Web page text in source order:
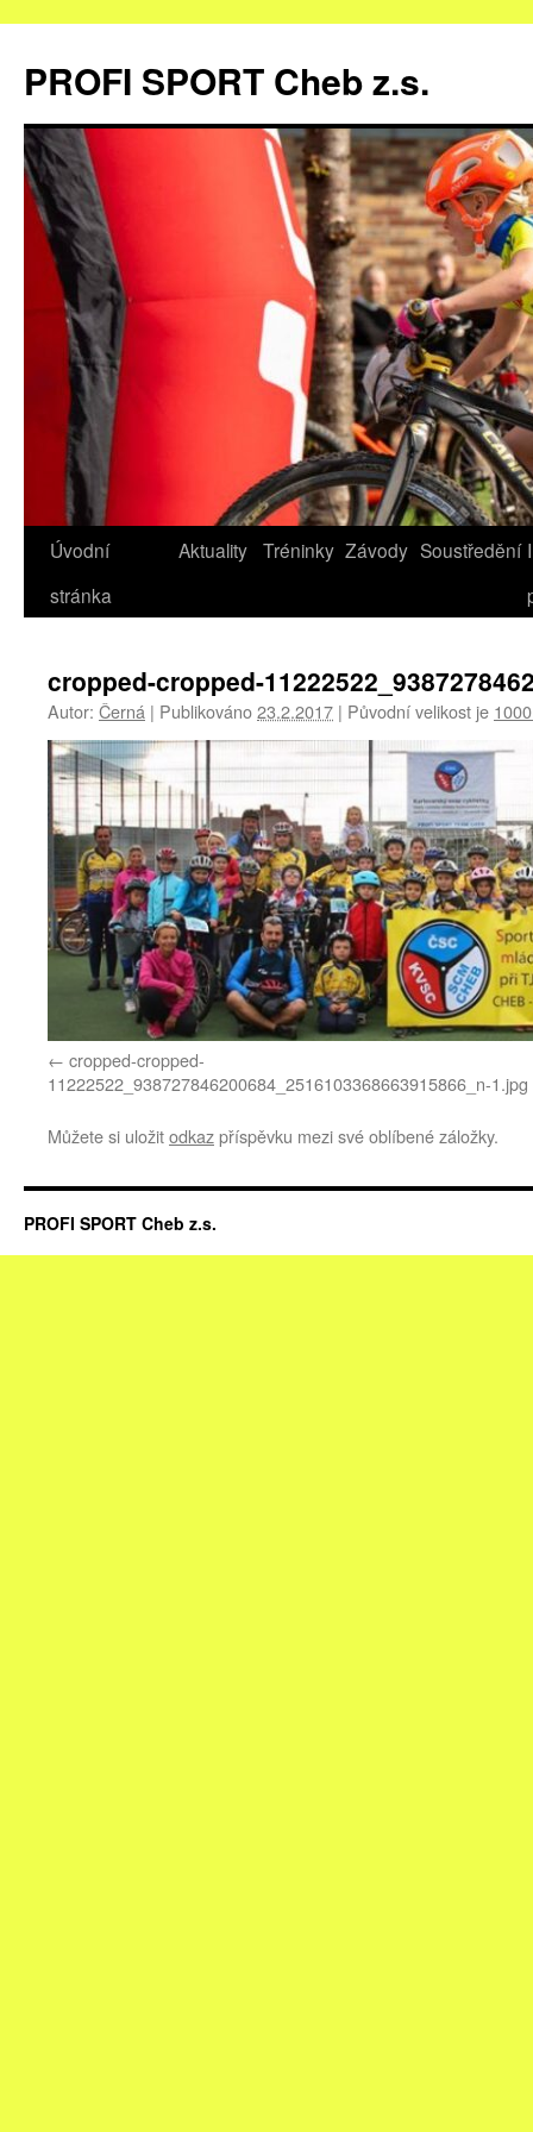
obsahu
webu
PROFI SPORT Cheb z.s.
Úvodní
stránka
Aktuality Tréninky Závody Soustředění
cropped-cropped-
Autor: Černá | Publikováno23.2.2017 | Původní velikost je
cropped-cropped-
11222522_938727846200684_2516103368663915866_n-1.jpg
Můžete si uložitodkazpříspěvku mezi své oblíbené záložky.
PROFI SPORT Cheb z.s.